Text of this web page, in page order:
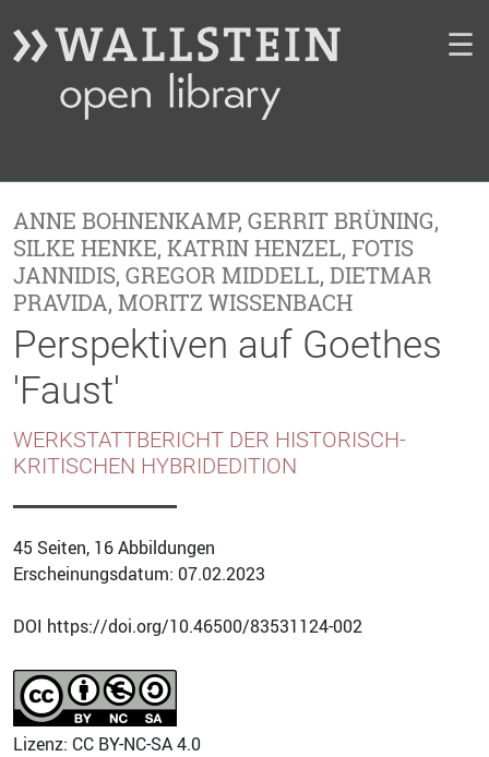
☰
ANNE BOHNENKAMP, GERRIT BRÜNING,
SILKE HENKE, KATRIN HENZEL, FOTIS
JANNIDIS, GREGOR MIDDELL, DIETMAR
PRAVIDA, MORITZ WISSENBACH
Perspektiven auf Goethes
'Faust'
WERKSTATTBERICHT DER HISTORISCH-
KRITISCHEN HYBRIDEDITION
45 Seiten, 16 Abbildungen
Erscheinungsdatum: 07.02.2023
DOI https://doi.org/10.46500/83531124-002
Lizenz: CC BY-NC-SA 4.0